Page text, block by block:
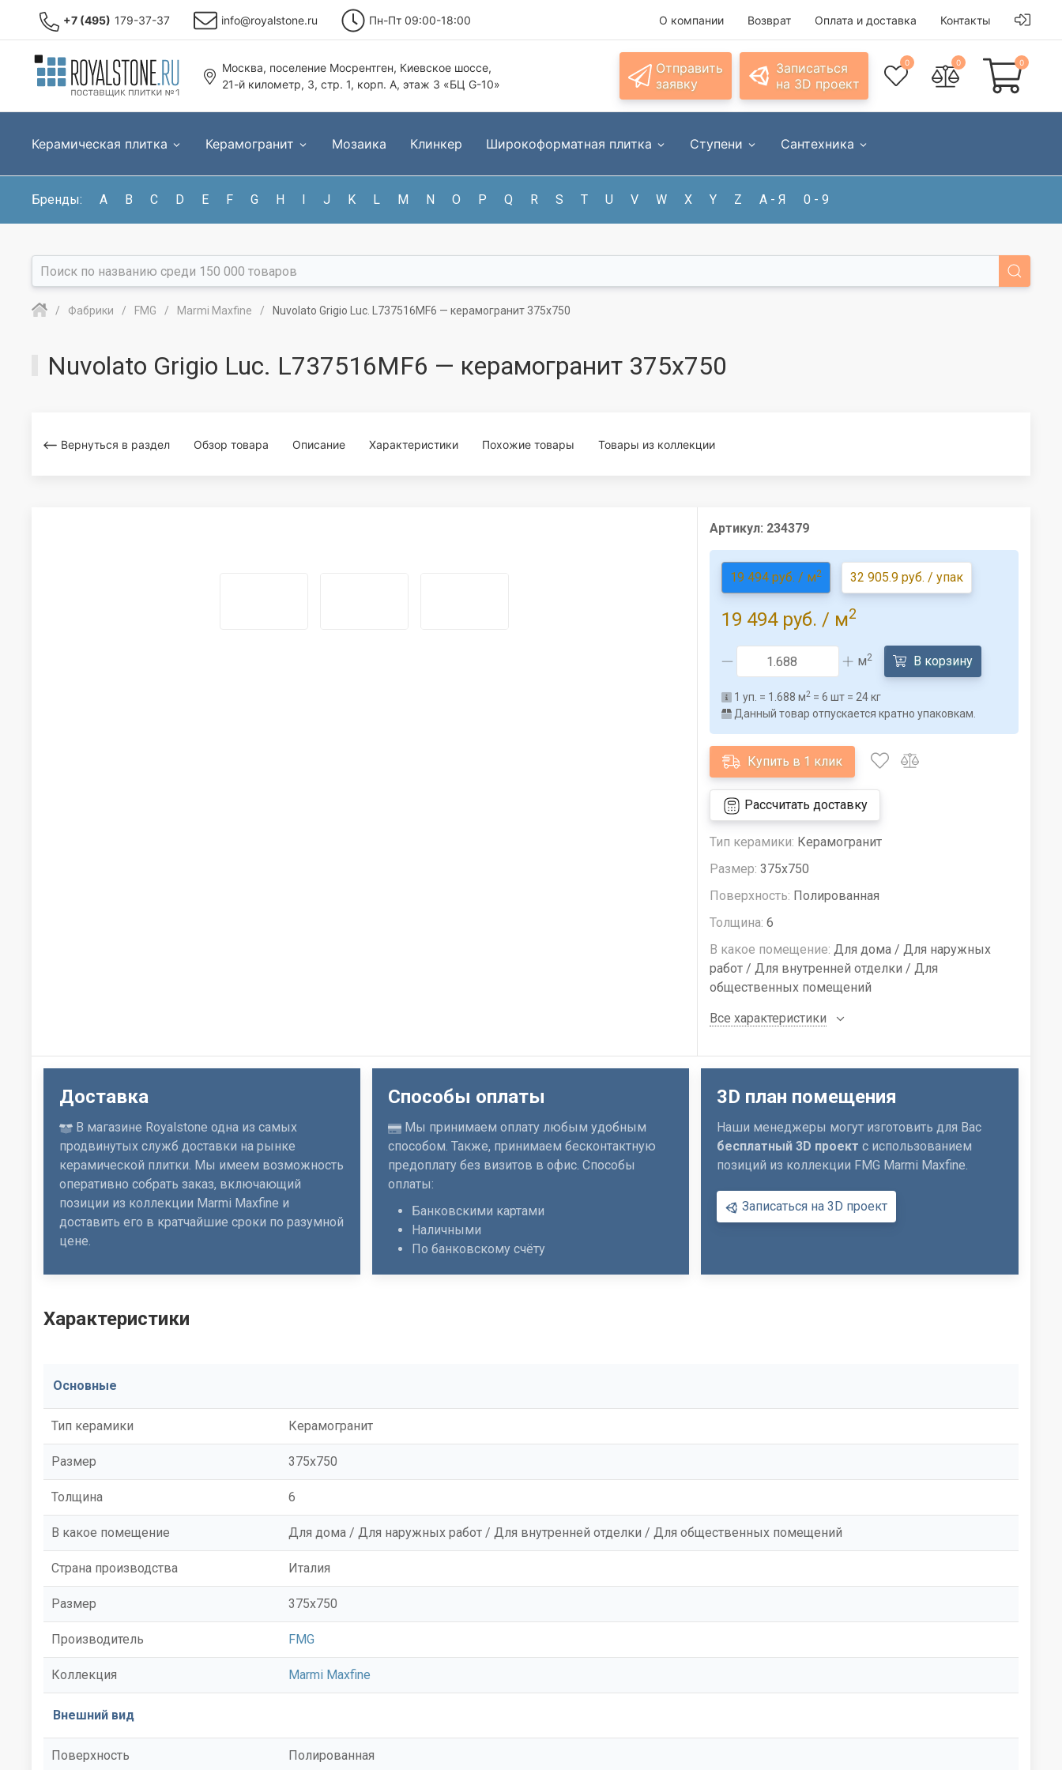
+7 (495) 179-37-37 info@royalstone.ru Пн-Пт 09:00-18:00 О компании Возврат Оплата и доставка Контакты
Москва, поселение Мосрентген, Киевское шоссе,
21-й километр, 3, стр. 1, корп. А, этаж 3 «БЦ G-10»
Отправить
заявку
Записаться
на 3D проект
0 0 0
Керамическая плитка Керамогранит Мозаика Клинкер Широкоформатная плитка Ступени Сантехника
Бренды: A B C D E F G H I J K L M N O P Q R S T U V W X Y Z А - Я 0 - 9
Фабрики FMG Marmi Maxfine Nuvolato Grigio Luc. L737516MF6 — керамогранит 375x750
Nuvolato Grigio Luc. L737516MF6 — керамогранит 375x750
Вернуться в раздел Обзор товара Описание Характеристики Похожие товары Товары из коллекции
Артикул: 234379
19 494 руб. / м2 32 905.9 руб. / упак
19 494 руб. / м2
м2 В корзину
1 уп. = 1.688 м2 =6 шт =24кг
Данный товар отпускается кратно упаковкам.
Купить в 1 клик
Рассчитать доставку
Тип керамики: Керамогранит
Размер: 375x750
Поверхность: Полированная
Толщина: 6
В какое помещение: Для дома / Для наружных
работ / Для внутренней отделки / Для
общественных помещений
Все характеристики
Доставка
В магазине Royalstone одна из самых
продвинутых служб доставки на рынке
керамической плитки. Мы имеем возможность
оперативно собрать заказ, включающий
позиции из коллекции Marmi Maxfine и
доставить его в кратчайшие сроки по разумной
цене.
Способы оплаты
Мы принимаем оплату любым удобным
способом. Также, принимаем бесконтактную
предоплату без визитов в офис. Способы
оплаты:
Банковскими картами
Наличными
По банковскому счёту
3D план помещения
Наши менеджеры могут изготовить для Вас
бесплатный 3D проект с использованием
позиций из коллекции FMG Marmi Maxfine.
Записаться на 3D проект
Характеристики
Основные
Тип керамики Керамогранит
Размер 375x750
Толщина 6
В какое помещение Для дома / Для наружных работ / Для внутренней отделки / Для общественных помещений
Страна производства Италия
Размер 375x750
Производитель FMG
Коллекция Marmi Maxfine
Внешний вид
Поверхность Полированная